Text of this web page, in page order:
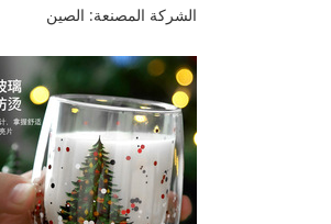
الشركة المصنعة: الصين